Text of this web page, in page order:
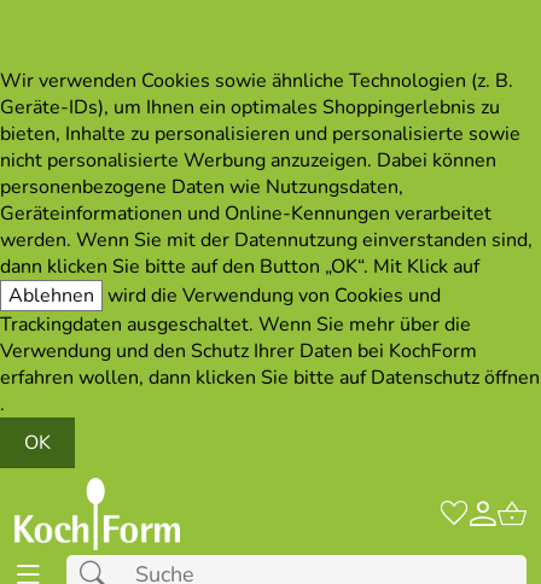
Wir verwenden Cookies sowie ähnliche Technologien (z. B.
Geräte-IDs), um Ihnen ein optimales Shoppingerlebnis zu
bieten, Inhalte zu personalisieren und personalisierte sowie
nicht personalisierte Werbung anzuzeigen. Dabei können
personenbezogene Daten wie Nutzungsdaten,
Geräteinformationen und Online-Kennungen verarbeitet
werden. Wenn Sie mit der Datennutzung einverstanden sind,
dann klicken Sie bitte auf den Button „OK“. Mit Klick auf
Ablehnen wird die Verwendung von Cookies und
Trackingdaten ausgeschaltet. Wenn Sie mehr über die
Verwendung und den Schutz Ihrer Daten bei KochForm
erfahren wollen, dann klicken Sie bitte aufDatenschutz öffnen
.
OK